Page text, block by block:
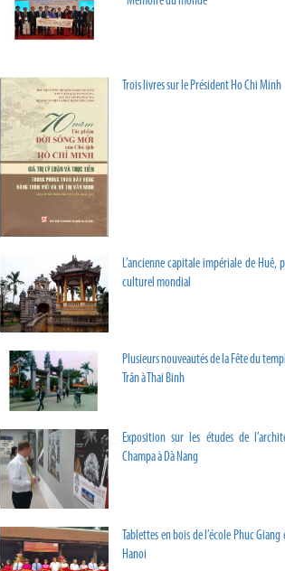
Trois livres sur le Président Ho Chi Minh
L’ancienne capitale impériale de Huê,
culturel mondial
Plusieurs nouveautés de la Fête du
Trân à Thai Binh
Exposition sur les études de
Champa à Dà Nang
Tablettes en bois de l’école Phuc Giang
Hanoi